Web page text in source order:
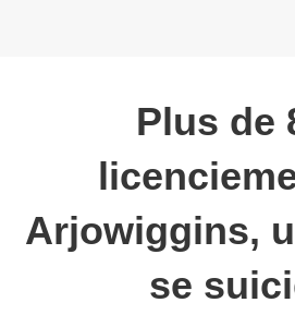
Plus de
Arjowiggins,
se